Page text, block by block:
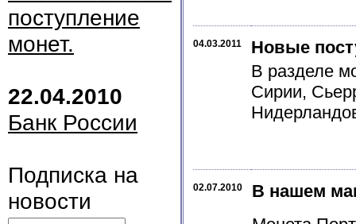
поступление
монет.
22.04.2010
Банк России
Подписка на
новости
04.03.2011
Новые
В разделе
Сирии,
02.07.2010
В нашем